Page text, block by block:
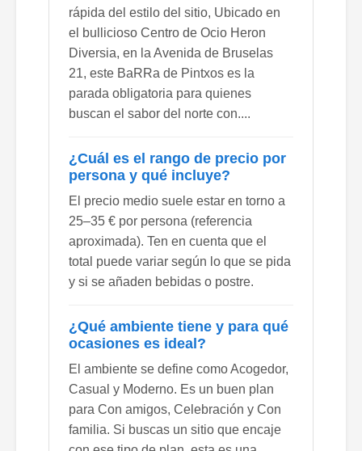
rápida del estilo del sitio, Ubicado en
el bullicioso Centro de Ocio Heron
Diversia, en la Avenida de Bruselas
21, este BaRRa de Pintxos es la
parada obligatoria para quienes
buscan el sabor del norte con....
¿Cuál es el rango de precio por
persona y qué incluye?
El precio medio suele estar en torno a
25–35 € por persona (referencia
aproximada). Ten en cuenta que el
total puede variar según lo que se pida
y si se añaden bebidas o postre.
¿Qué ambiente tiene y para qué
ocasiones es ideal?
El ambiente se define como Acogedor,
Casual y Moderno. Es un buen plan
para Con amigos, Celebración y Con
familia. Si buscas un sitio que encaje